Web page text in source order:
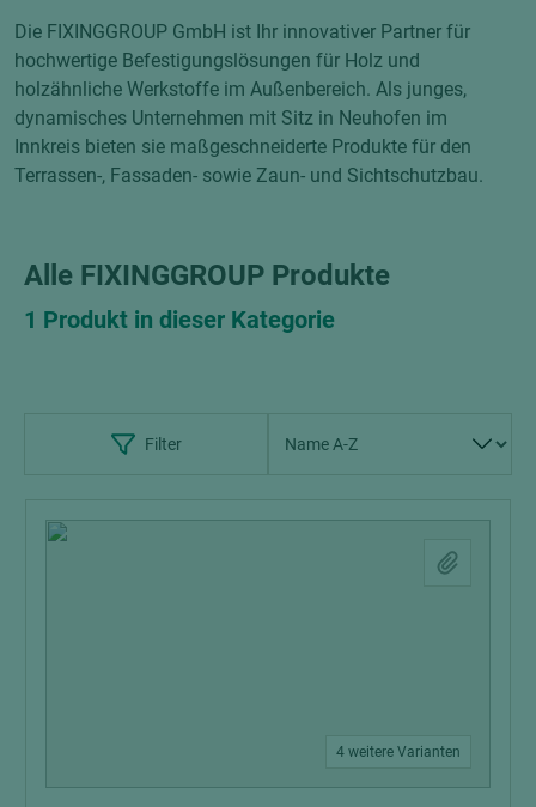
Die FIXINGGROUP GmbH ist Ihr innovativer Partner für
hochwertige Befestigungslösungen für Holz und
holzähnliche Werkstoffe im Außenbereich. Als junges,
dynamisches Unternehmen mit Sitz in Neuhofen im
Innkreis bieten sie maßgeschneiderte Produkte für den
Terrassen-, Fassaden- sowie Zaun- und Sichtschutzbau.
Alle FIXINGGROUP Produkte
1 Produkt in dieser Kategorie
Filter
4 weitere Varianten